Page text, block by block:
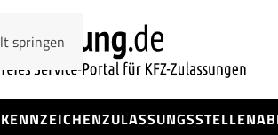
springen
ZULASSUNGSSTELLEN